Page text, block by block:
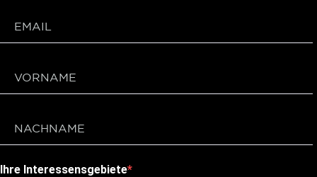
Ihre Interessensgebiete